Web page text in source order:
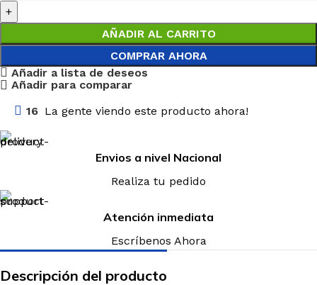
AÑADIR AL CARRITO
COMPRAR AHORA
Añadir a lista de deseos
Añadir para comparar
16 La gente viendo este producto ahora!
Envios a nivel Nacional
Realiza tu pedido
Atención inmediata
Escríbenos Ahora
Descripción del producto